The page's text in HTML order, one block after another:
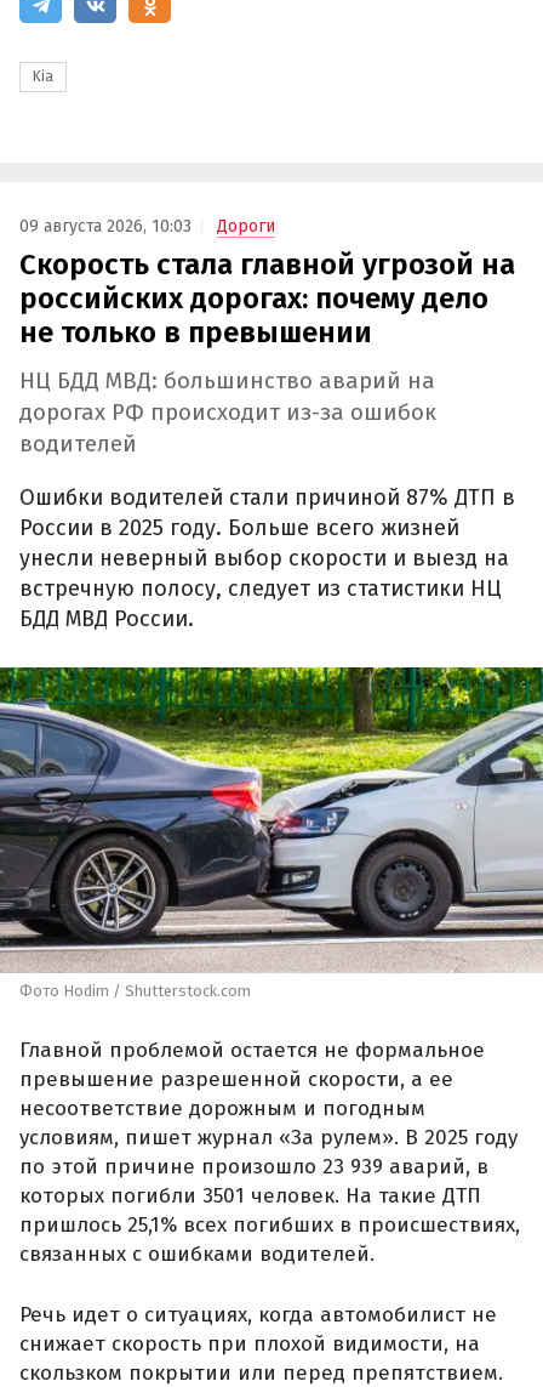
Kia
09 августа 2026, 10:03 Дороги
Скорость стала главной угрозой на
российских дорогах: почему дело
не только в превышении
НЦ БДД МВД: большинство аварий на
дорогах РФ происходит из-за ошибок
водителей
Ошибки водителей стали причиной 87% ДТП в
России в 2025 году. Больше всего жизней
унесли неверный выбор скорости и выезд на
встречную полосу, следует из статистики НЦ
БДД МВД России.
Фото Hodim / Shutterstock.com
Главной проблемой остается не формальное
превышение разрешенной скорости, а ее
несоответствие дорожным и погодным
условиям, пишет журнал «За рулем». В 2025 году
по этой причине произошло 23 939 аварий, в
которых погибли 3501 человек. На такие ДТП
пришлось 25,1% всех погибших в происшествиях,
связанных с ошибками водителей.
Речь идет о ситуациях, когда автомобилист не
снижает скорость при плохой видимости, на
скользком покрытии или перед препятствием.